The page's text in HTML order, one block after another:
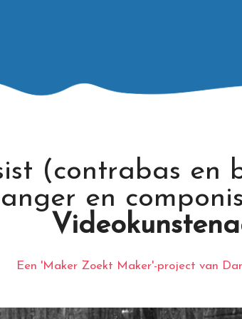
(contrabas en
en
Een 'Maker Zoekt Maker'-project van